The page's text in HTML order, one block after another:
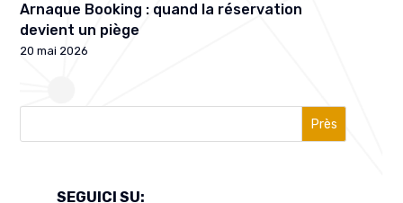
Arnaque Booking : quand la réservation
devient un piège
20 mai 2026
Près
SEGUICI SU: